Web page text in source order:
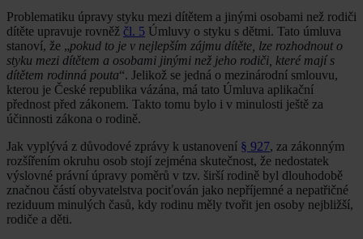
Problematiku úpravy styku mezi dítětem a jinými osobami než rodiči
dítěte upravuje rovněž čl. 5 Úmluvy o styku s dětmi. Tato úmluva
stanoví, že „pokud to je v nejlepším zájmu dítěte, lze rozhodnout o
styku mezi dítětem a osobami jinými než jeho rodiči, které mají s
dítětem rodinná pouta“. Jelikož se jedná o mezinárodní smlouvu,
kterou je České republika vázána, má tato Úmluva aplikační
přednost před zákonem. Takto tomu bylo i v minulosti ještě za
účinnosti zákona o rodině.
Jak vyplývá z důvodové zprávy k ustanovení § 927, za zákonným
rozšířením okruhu osob stojí zejména skutečnost, že nedostatek
výslovné právní úpravy poměrů v tzv. širší rodině byl dlouhodobě
značnou částí obyvatelstva pociťován jako nepříjemné a nepatřičné
reziduum minulých časů, kdy rodinu měly tvořit jen osoby nejbližší,
rodiče a děti.